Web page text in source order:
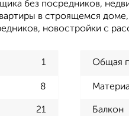
без посредников,
в строящемся
новостройки с
1 Общая
8
21 Балкон